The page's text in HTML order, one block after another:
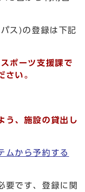
ス)の登録は下記
ポーツ支援課で
さい。
う、施設の貸出し
ムから予約する
要です、登録に関